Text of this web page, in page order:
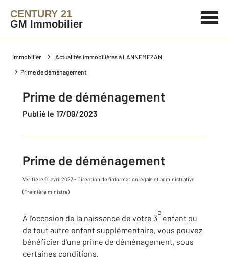
CENTURY 21
GM Immobilier
Immobilier Actualités immobilières à LANNEMEZAN
Prime de déménagement
Prime de déménagement
Publié le 17/09/2023
Prime de déménagement
Vérifié le 01 avril 2023 - Direction de l'information légale et administrative
(Première ministre)
À l'occasion de la naissance de votre 3
e
enfant ou
de tout autre enfant supplémentaire, vous pouvez
bénéficier d'une prime de déménagement, sous
certaines conditions.